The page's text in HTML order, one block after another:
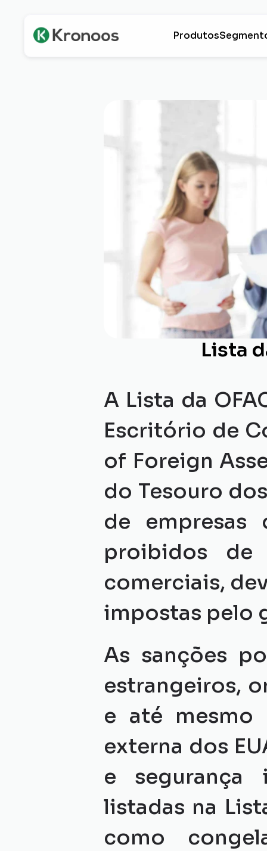
Produtos
Lista
A Lista da
Escritório de
of Foreign
do Tesouro
de empresas
proibidos de
comerciais,
impostas pelo
As sanções
estrangeiros,
e até mesmo
externa dos
e segurança
listadas na
como